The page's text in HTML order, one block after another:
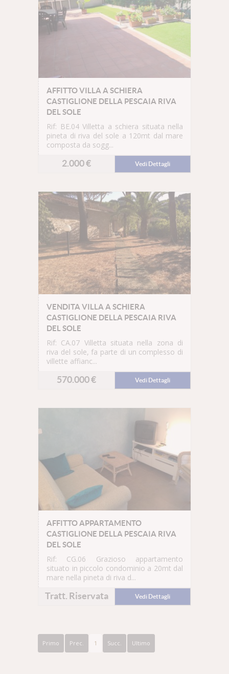
AFFITTO VILLA A SCHIERA
CASTIGLIONE DELLA PESCAIA RIVA
DEL SOLE
Rif: BE.04Villetta a schiera situata nella
pineta di riva del sole a 120mt dal mare
composta da sogg...
2.000 €
Vedi Dettagli
VENDITA VILLA A SCHIERA
CASTIGLIONE DELLA PESCAIA RIVA
DEL SOLE
Rif: CA.07 Villetta situata nella zona di
riva del sole, fa parte di un complesso di
villette affianc...
570.000 €
Vedi Dettagli
AFFITTO APPARTAMENTO
CASTIGLIONE DELLA PESCAIA RIVA
DEL SOLE
Rif: CG.06 Grazioso appartamento
situato in piccolo condominio a 20mt dal
mare nella pineta di riva d...
Tratt. Riservata
Vedi Dettagli
Primo Prec. 1 Succ. Ultimo